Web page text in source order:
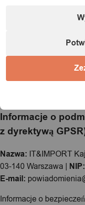
Informacje o
z dyrektywą
Nazwa: IT&IMPORT
03-140 Warszawa | NIP:
E-mail:
Informacje o